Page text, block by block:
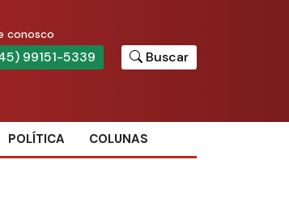
conosco
99151-5339 Buscar
POLÍTICA COLUNAS